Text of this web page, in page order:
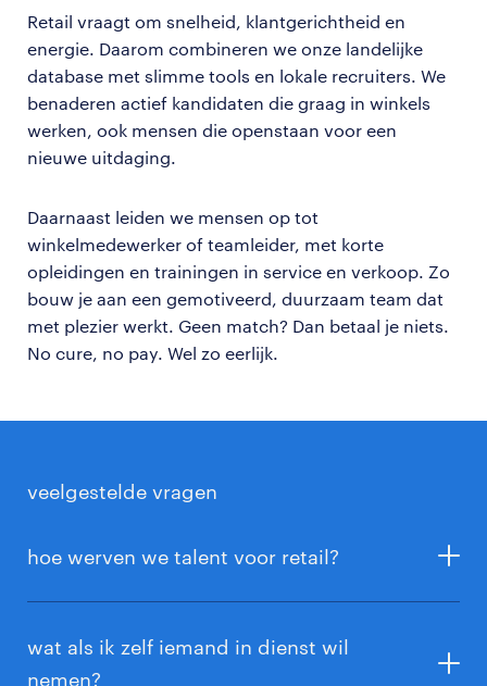
Retail vraagt om snelheid, klantgerichtheid en
energie. Daarom combineren we onze landelijke
database met slimme tools en lokale recruiters. We
benaderen actief kandidaten die graag in winkels
werken, ook mensen die openstaan voor een
nieuwe uitdaging.
Daarnaast leiden we mensen op tot
winkelmedewerker of teamleider, met korte
opleidingen en trainingen in service en verkoop. Zo
bouw je aan een gemotiveerd, duurzaam team dat
met plezier werkt. Geen match? Dan betaal je niets.
No cure, no pay. Wel zo eerlijk.
veelgestelde vragen
hoe werven we talent voor retail?
en persoonlijke selectie. Zo vinden we snel
kandidaten die passen bij jouw bedrijf. Daarbij kijken
wat als ik zelf iemand in dienst wil
nemen?